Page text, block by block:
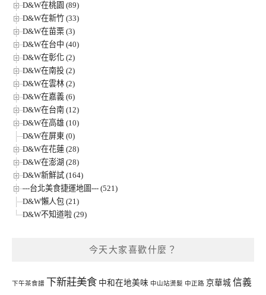
D&W在桃園 (89)
D&W在新竹 (33)
D&W在苗栗 (3)
D&W在台中 (40)
D&W在彰化 (2)
D&W在南投 (2)
D&W在雲林 (2)
D&W在嘉義 (6)
D&W在台南 (12)
D&W在高雄 (10)
D&W在屏東 (0)
D&W在花蓮 (28)
D&W在澎湖 (28)
D&W新鮮試 (164)
---台北美食捷運地圖--- (521)
D&W懶人包 (21)
D&W不知道啦 (29)
今天大家喜歡什麼？
下午茶食譜 下新莊美食 中和在地美味 中山站燙髮 中正路 京華城 信義